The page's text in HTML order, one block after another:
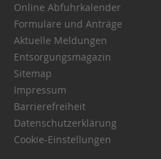
Online Abfuhrkalender
Formulare und Anträge
Aktuelle Meldungen
Entsorgungsmagazin
Sitemap
Impressum
Barrierefreiheit
Datenschutzerklärung
Cookie-Einstellungen